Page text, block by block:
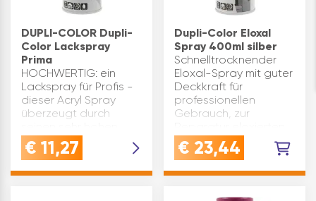
DUPLI-COLOR Dupli-
Color Lackspray
Prima
HOCHWERTIG: ein
Lackspray für Profis -
dieser Acryl Spray
überzeugt durch
Glanzgrad und ist
zudem
lichtecht,
€ 11,27
Dupli-Color Eloxal
Spray 400ml silber
Schnelltrocknender
Eloxal-Spray mit guter
Deckkraft für
professionellen
Gebrauch, zur
Aluminiums.Spray
geeignet für
eloxiert) Metall, Glas u.
a.Der Eloxalspray…
€ 23,44